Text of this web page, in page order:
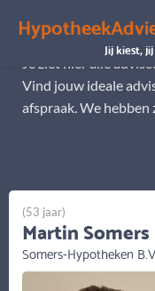
Jij kiest,
Alle
Je ziet hier alle
Vind jouw ideale
afspraak. We
(53 jaar)
Martin Somers
Somers-Hypotheken